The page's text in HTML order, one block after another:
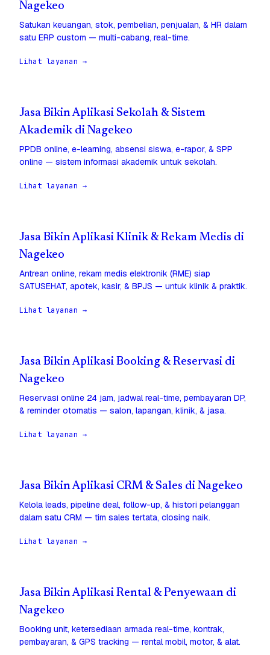
Nagekeo
Satukan keuangan, stok, pembelian, penjualan, & HR dalam
satu ERP custom — multi-cabang, real-time.
Lihat layanan →
Jasa Bikin Aplikasi Sekolah & Sistem
Akademik di Nagekeo
PPDB online, e-learning, absensi siswa, e-rapor, & SPP
online — sistem informasi akademik untuk sekolah.
Lihat layanan →
Jasa Bikin Aplikasi Klinik & Rekam Medis di
Nagekeo
Antrean online, rekam medis elektronik (RME) siap
SATUSEHAT, apotek, kasir, & BPJS — untuk klinik & praktik.
Lihat layanan →
Jasa Bikin Aplikasi Booking & Reservasi di
Nagekeo
Reservasi online 24 jam, jadwal real-time, pembayaran DP,
& reminder otomatis — salon, lapangan, klinik, & jasa.
Lihat layanan →
Jasa Bikin Aplikasi CRM & Sales di Nagekeo
Kelola leads, pipeline deal, follow-up, & histori pelanggan
dalam satu CRM — tim sales tertata, closing naik.
Lihat layanan →
Jasa Bikin Aplikasi Rental & Penyewaan di
Nagekeo
Booking unit, ketersediaan armada real-time, kontrak,
pembayaran, & GPS tracking — rental mobil, motor, & alat.